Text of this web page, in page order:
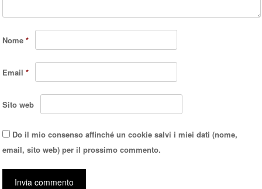
Nome*
Email*
Sito web
Do il mio consenso affinché un cookie salvi i miei dati (nome,
email, sito web) per il prossimo commento.